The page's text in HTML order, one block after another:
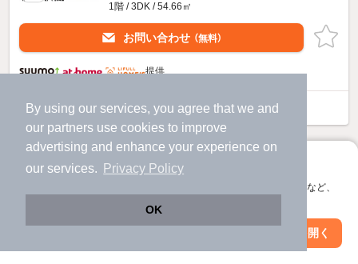
By using our services, you agree that we and
our partners use cookies to improve
advertising and enhance your experience on
our services.
Privacy Policy
OK
アプリに切り替えて、サクサクお部屋探し
会員登録なしですぐ使える。マップ検索やお気に入り保存など、
アプリを開く
1階 / 3DK / 54.66㎡
お問い合わせ （無料）
提供
エイト仲原のすべての部屋を見る
絞り込み条件を変更